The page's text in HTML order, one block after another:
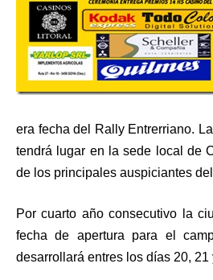
era fecha del Rally Entrerriano.
tendrá lugar en la sede local de
de los principales auspiciantes
Por cuarto año consecutivo la
fecha de apertura para el
desarrollará entres los días 20, 21